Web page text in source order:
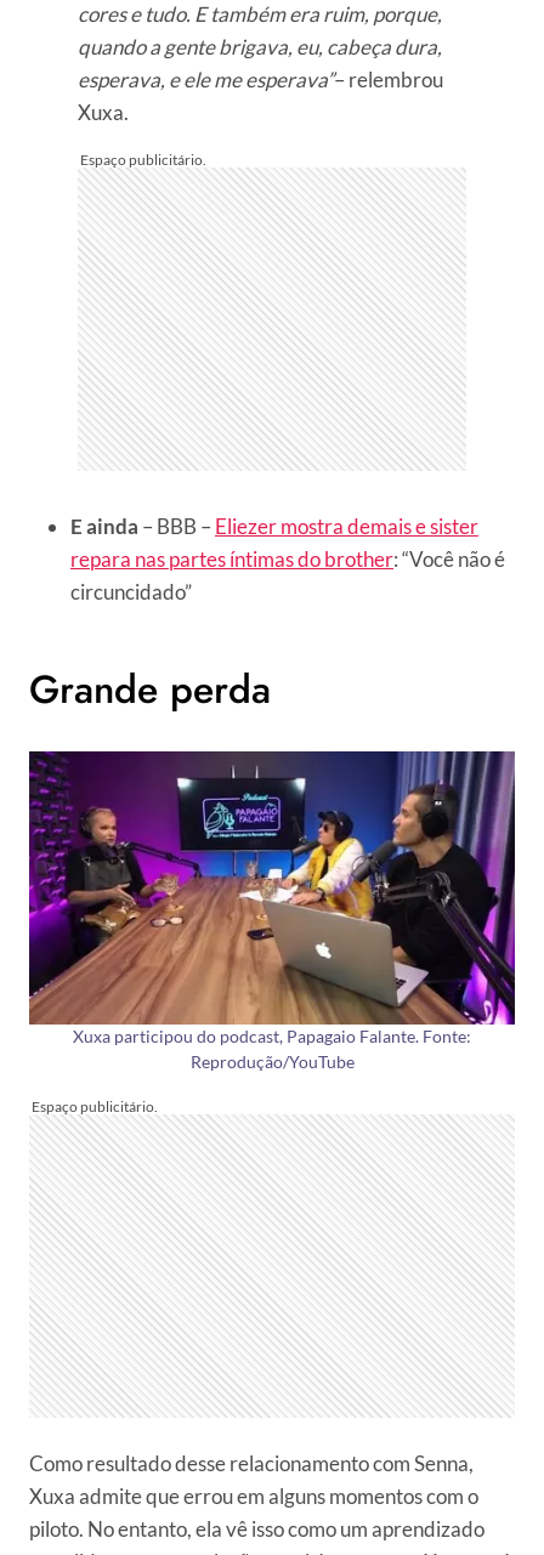
cores e tudo. E também era ruim, porque,
quando a gente brigava, eu, cabeça dura,
esperava, e ele me esperava”– relembrou
Xuxa.
E ainda – BBB – Eliezer mostra demais e sister
repara nas partes íntimas do brother: “Você não é
circuncidado”
Grande perda
Xuxa participou do podcast, Papagaio Falante. Fonte:
Reprodução/YouTube
Como resultado desse relacionamento com Senna,
Xuxa admite que errou em alguns momentos com o
piloto. No entanto, ela vê isso como um aprendizado